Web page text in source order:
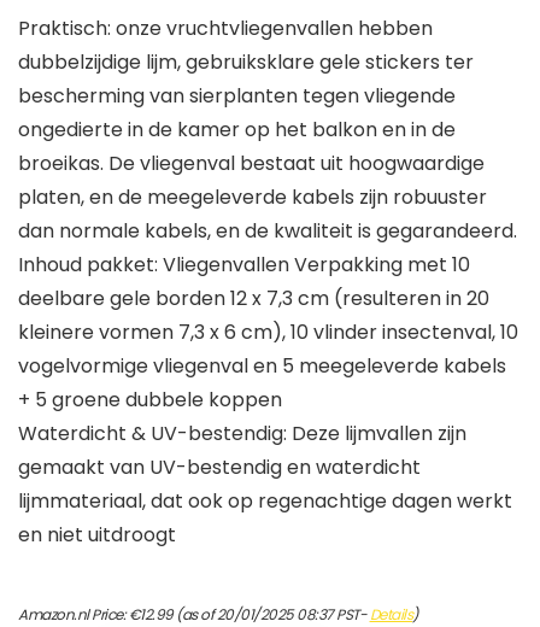
Praktisch: onze vruchtvliegenvallen hebben
dubbelzijdige lijm, gebruiksklare gele stickers ter
bescherming van sierplanten tegen vliegende
ongedierte in de kamer op het balkon en in de
broeikas. De vliegenval bestaat uit hoogwaardige
platen, en de meegeleverde kabels zijn robuuster
dan normale kabels, en de kwaliteit is gegarandeerd.
Inhoud pakket: Vliegenvallen Verpakking met 10
deelbare gele borden 12 x 7,3 cm (resulteren in 20
kleinere vormen 7,3 x 6 cm), 10 vlinder insectenval, 10
vogelvormige vliegenval en 5 meegeleverde kabels
+ 5 groene dubbele koppen
Waterdicht & UV-bestendig: Deze lijmvallen zijn
gemaakt van UV-bestendig en waterdicht
lijmmateriaal, dat ook op regenachtige dagen werkt
en niet uitdroogt
Amazon.nl Price:€12.99(as of 20/01/2025 08:37 PST-Details)